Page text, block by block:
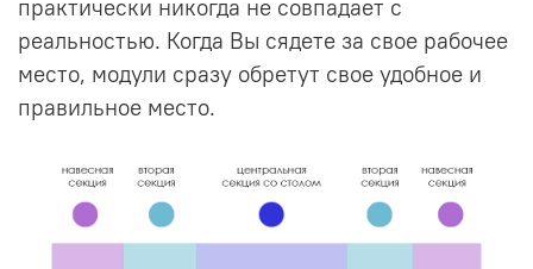
практически никогда не совпадает с
реальностью. Когда Вы сядете за свое рабочее
место, модули сразу обретут свое удобное и
правильное место.